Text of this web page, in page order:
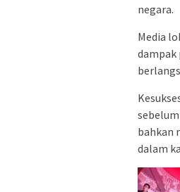
negara.
Media
dampak
bahkan
dalam